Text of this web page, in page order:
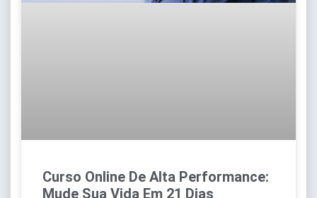
Curso Online De Alta Performance:
Mude Sua Vida Em 21 Dias